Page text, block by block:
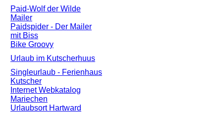
Paid-Wolf der Wilde
Mailer
Paidspider - Der Mailer
mit Biss
Bike Groovy
Urlaub im Kutscherhuus
Singleurlaub - Ferienhaus
Kutscher
Internet Webkatalog
Mariechen
Urlaubsort Hartward